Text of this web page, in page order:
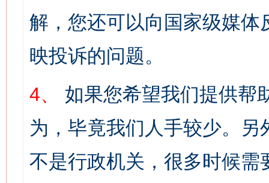
解，您还可以向国家级媒
映投诉的问题。
4、
如果您希望我们提供帮
为，毕竟我们人手较少。
不是行政机关，很多时候